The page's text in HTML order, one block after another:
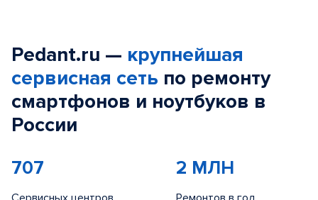
Pedant.ru — крупнейшая
сервисная сеть по ремонту
смартфонов и ноутбуков в
России
707 2 МЛН